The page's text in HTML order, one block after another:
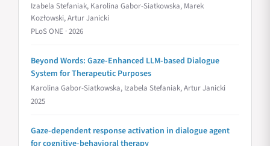
Izabela Stefaniak, Karolina Gabor-Siatkowska, Marek
Kozłowski, Artur Janicki
PLoS ONE · 2026
Beyond Words: Gaze-Enhanced LLM-based Dialogue
System for Therapeutic Purposes
Karolina Gabor-Siatkowska, Izabela Stefaniak, Artur Janicki
2025
Gaze-dependent response activation in dialogue agent
for cognitive-behavioral therapy